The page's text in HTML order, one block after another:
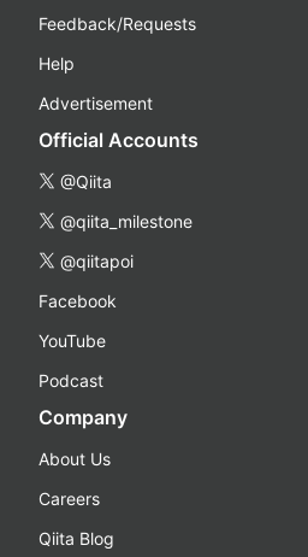
Feedback/Requests
Help
Advertisement
Official Accounts
@Qiita
@qiita_milestone
@qiitapoi
Facebook
YouTube
Podcast
Company
About Us
Careers
Qiita Blog